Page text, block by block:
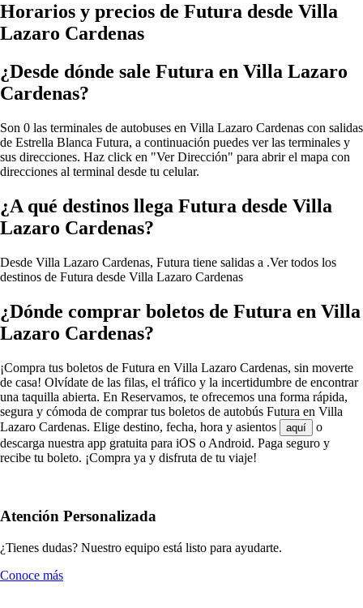
Horarios y precios de Futura desde Villa
Lazaro Cardenas
¿Desde dónde sale Futura en Villa Lazaro
Cardenas?
Son 0 las terminales de autobuses en Villa Lazaro Cardenas con salidas
de Estrella Blanca Futura, a continuación puedes ver las terminales y
sus direcciones. Haz click en "Ver Dirección" para abrir el mapa con
direcciones al terminal desde tu celular.
¿A qué destinos llega Futura desde Villa
Lazaro Cardenas?
Desde Villa Lazaro Cardenas, Futura tiene salidas a .Ver todos los
destinos de Futura desde Villa Lazaro Cardenas
¿Dónde comprar boletos de Futura en Villa
Lazaro Cardenas?
¡Compra tus boletos de Futura en Villa Lazaro Cardenas, sin moverte
de casa! Olvídate de las filas, el tráfico y la incertidumbre de encontrar
una taquilla abierta. En Reservamos, te ofrecemos una forma rápida,
segura y cómoda de comprar tus boletos de autobús Futura en Villa
Lazaro Cardenas. Elige destino, fecha, hora y asientos
aquí
o
descarga nuestra app gratuita para iOS o Android. Paga seguro y
recibe tu boleto. ¡Compra ya y disfruta de tu viaje!
Atención Personalizada
¿Tienes dudas? Nuestro equipo está listo para ayudarte.
Conoce más